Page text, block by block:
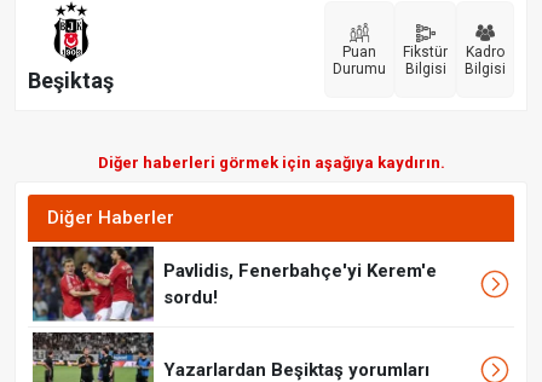
Beşiktaş
Puan
Durumu
Fikstür
Bilgisi
Kadro
Bilgisi
Diğer haberleri görmek için aşağıya kaydırın.
Diğer Haberler
Pavlidis, Fenerbahçe'yi Kerem'e
sordu!
Yazarlardan Beşiktaş yorumları